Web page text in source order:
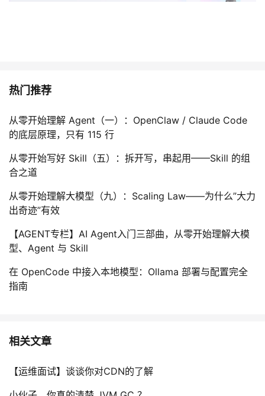
热门推荐
从零开始理解 Agent（一）：OpenClaw / Claude Code
的底层原理，只有 115 行
从零开始写好 Skill（五）：拆开写，串起用——Skill 的组
合之道
从零开始理解大模型（九）：Scaling Law——为什么”大力
出奇迹”有效
【AGENT专栏】AI Agent入门三部曲，从零开始理解大模
型、Agent 与 Skill
在 OpenCode 中接入本地模型：Ollama 部署与配置完全
指南
相关文章
【运维面试】谈谈你对CDN的了解